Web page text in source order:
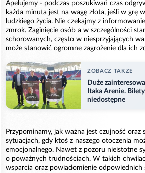
Apelujemy - podczas poszukiwań czas
każda minuta jest na wagę złota, jeśli w grę
ludzkiego życia. Nie czekajmy z
zmrok. Zaginięcie osób a w szczególności
schorowanych, często w niesprzyjających
może stanowić ogromne zagrożenie dla ich
ZOBACZ TAKZE
Duże
Itaka Arenie.
niedostępne
Przypominamy, jak ważna jest czujność oraz
sytuacjach, gdy ktoś z naszego otoczenia
emocjonalnego. Nawet z pozoru nieistotne
o poważnych trudnościach. W takich
wsparcia oraz powiadomienie odpowiednich